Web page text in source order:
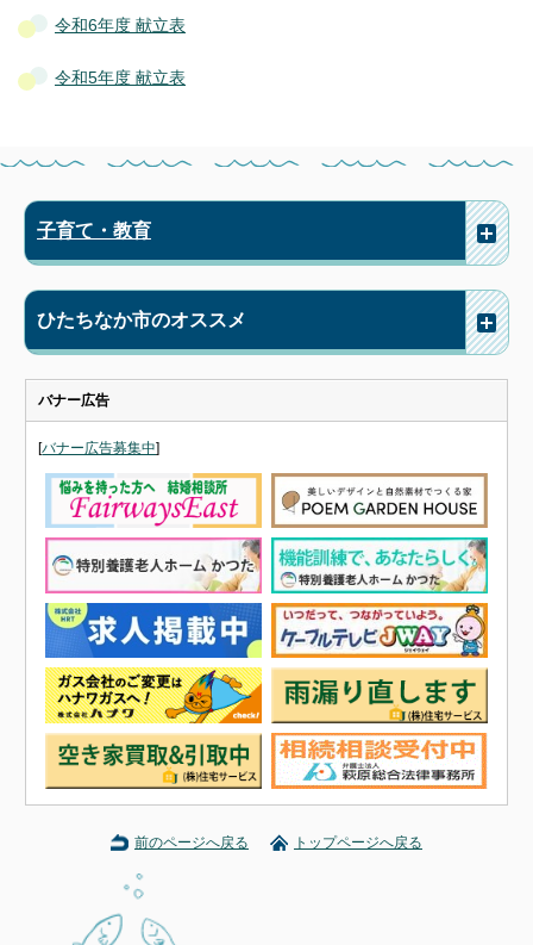
令和6年度 献立表
令和5年度 献立表
子育て・教育
ひたちなか市のオススメ
バナー広告
[バナー広告募集中]
前のページへ戻る トップページへ戻る